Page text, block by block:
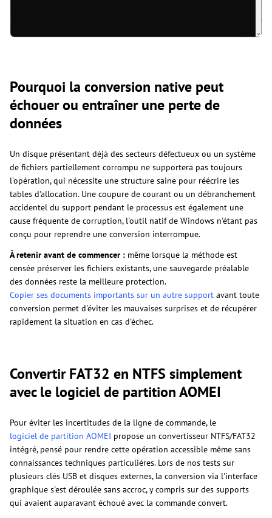
Pourquoi la conversion native peut
échouer ou entraîner une perte de
données
Un disque présentant déjà des secteurs défectueux ou un système
de fichiers partiellement corrompu ne supportera pas toujours
l'opération, qui nécessite une structure saine pour réécrire les
tables d'allocation. Une coupure de courant ou un débranchement
accidentel du support pendant le processus est également une
cause fréquente de corruption, l'outil natif de Windows n'étant pas
conçu pour reprendre une conversion interrompue.
À retenir avant de commencer : même lorsque la méthode est
censée préserver les fichiers existants, une sauvegarde préalable
des données reste la meilleure protection.
Copier ses documents importants sur un autre support avant toute
conversion permet d'éviter les mauvaises surprises et de récupérer
rapidement la situation en cas d'échec.
Convertir FAT32 en NTFS simplement
avec le logiciel de partition AOMEI
Pour éviter les incertitudes de la ligne de commande, le
logiciel de partition AOMEI propose un convertisseur NTFS/FAT32
intégré, pensé pour rendre cette opération accessible même sans
connaissances techniques particulières. Lors de nos tests sur
plusieurs clés USB et disques externes, la conversion via l'interface
graphique s'est déroulée sans accroc, y compris sur des supports
qui avaient auparavant échoué avec la commande convert.